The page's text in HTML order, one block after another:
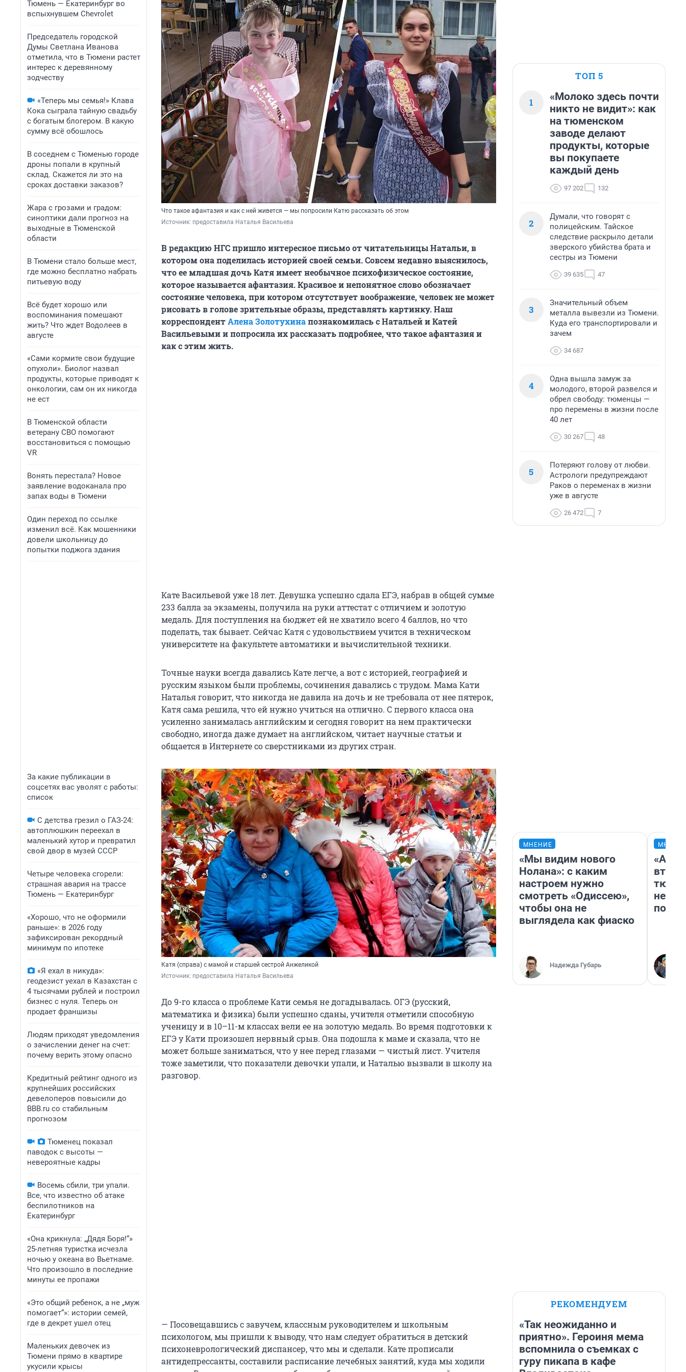
Тюмень — Екатеринбург во
вспыхнувшем Chevrolet
Председатель городской
Думы Светлана Иванова
отметила, что в Тюмени растет
интерес к деревянному
зодчеству
«Теперь мы семья!» Клава
Кока сыграла тайную свадьбу
с богатым блогером. В какую
сумму всё обошлось
В соседнем с Тюменью городе
дроны попали в крупный
склад. Скажется ли это на
сроках доставки заказов?
Жара с грозами и градом:
синоптики дали прогноз на
выходные в Тюменской
области
В Тюмени стало больше мест,
где можно бесплатно набрать
питьевую воду
Всё будет хорошо или
воспоминания помешают
жить? Что ждет Водолеев в
августе
«Сами кормите свои будущие
опухоли». Биолог назвал
продукты, которые приводят к
онкологии, сам он их никогда
не ест
В Тюменской области
ветерану СВО помогают
восстановиться с помощью
VR
Вонять перестала? Новое
заявление водоканала про
запах воды в Тюмени
Один переход по ссылке
изменил всё. Как мошенники
довели школьницу до
попытки поджога здания
За какие публикации в
соцсетях вас уволят с работы:
список
С детства грезил о ГАЗ-24:
автоплюшкин переехал в
маленький хутор и превратил
свой двор в музей СССР
Четыре человека сгорели:
страшная авария на трассе
Тюмень — Екатеринбург
«Хорошо, что не оформили
раньше»: в 2026 году
зафиксирован рекордный
минимум по ипотеке
«Я ехал в никуда»:
геодезист уехал в Казахстан с
4 тысячами рублей и построил
бизнес с нуля. Теперь он
продает франшизы
Людям приходят уведомления
о зачислении денег на счет:
почему верить этому опасно
Кредитный рейтинг одного из
крупнейших российских
девелоперов повысили до
BBB.ru со стабильным
прогнозом
Тюменец показал
паводок с высоты —
невероятные кадры
Восемь сбили, три упали.
Все, что известно об атаке
беспилотников на
Екатеринбург
«Она крикнула: „Дядя Боря!“»
25-летняя туристка исчезла
ночью у океана во Вьетнаме.
Что произошло в последние
минуты ее пропажи
«Это общий ребенок, а не „муж
помогает“»: истории семей,
где в декрет ушел отец
Маленьких девочек из
Тюмени прямо в квартире
укусили крысы
Что такое афантазия и как с ней живется — мы попросили Катю рассказать об этом
Источник: предоставила Наталья Васильева
В редакцию НГС пришло интересное письмо от читательницы Натальи, в
котором она поделилась историей своей семьи. Совсем недавно выяснилось,
что ее младшая дочь Катя имеет необычное психофизическое состояние,
которое называется афантазия. Красивое и непонятное слово обозначает
состояние человека, при котором отсутствует воображение, человек не может
рисовать в голове зрительные образы, представлять картинку. Наш
корреспондентАлена Золотухинапознакомилась с Натальей и Катей
Васильевыми и попросила их рассказать подробнее, что такое афантазия и
как с этим жить.
Кате Васильевой уже 18 лет. Девушка успешно сдала ЕГЭ, набрав в общей сумме
233 балла за экзамены, получила на руки аттестат с отличием и золотую
медаль. Для поступления на бюджет ей не хватило всего 4 баллов, но что
поделать, так бывает. Сейчас Катя с удовольствием учится в техническом
университете на факультете автоматики и вычислительной техники.
Точные науки всегда давались Кате легче, а вот с историей, географией и
русским языком были проблемы, сочинения давались с трудом. Мама Кати
Наталья говорит, что никогда не давила на дочь и не требовала от нее пятерок,
Катя сама решила, что ей нужно учиться на отлично. С первого класса она
усиленно занималась английским и сегодня говорит на нем практически
свободно, иногда даже думает на английском, читает научные статьи и
общается в Интернете со сверстниками из других стран.
Катя (справа) с мамой и старшей сестрой Анжеликой
Источник: предоставила Наталья Васильева
До 9-го класса о проблеме Кати семья не догадывалась. ОГЭ (русский,
математика и физика) были успешно сданы, учителя отметили способную
ученицу и в 10–11-м классах вели ее на золотую медаль. Во время подготовки к
ЕГЭ у Кати произошел нервный срыв. Она подошла к маме и сказала, что не
может больше заниматься, что у нее перед глазами — чистый лист. Учителя
тоже заметили, что показатели девочки упали, и Наталью вызвали в школу на
разговор.
— Посовещавшись с завучем, классным руководителем и школьным
психологом, мы пришли к выводу, что нам следует обратиться в детский
психоневрологический диспансер, что мы и сделали. Кате прописали
антидепрессанты, составили расписание лечебных занятий, куда мы ходили
ТОП 5
1
«Молоко здесь почти
никто не видит»: как
на тюменском
заводе делают
продукты, которые
вы покупаете
каждый день
97 202 132
2
Думали, что говорят с
полицейским. Тайское
следствие раскрыло детали
зверского убийства брата и
сестры из Тюмени
39 635 47
3
Значительный объем
металла вывезли из Тюмени.
Куда его транспортировали и
зачем
34 687
4
Одна вышла замуж за
молодого, второй развелся и
обрел свободу: тюменцы —
про перемены в жизни после
40 лет
30 267 48
5
Потеряют голову от любви.
Астрологи предупреждают
Раков о переменах в жизни
уже в августе
26 472 7
МНЕНИЕ
«Мы видим нового
Нолана»: с каким
настроем нужно
смотреть «Одиссею»,
чтобы она не
выглядела как фиаско
Надежда Губарь
РЕКОМЕНДУЕМ
«Так неожиданно и
приятно». Героиня мема
вспомнила о съемках с
гуру пикапа в кафе